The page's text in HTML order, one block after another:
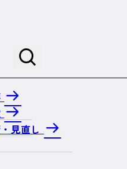
見直し
た場合は税
。尚、対象設備をかさ
については下記の場合
確認ください。
いて税制優遇の対象です